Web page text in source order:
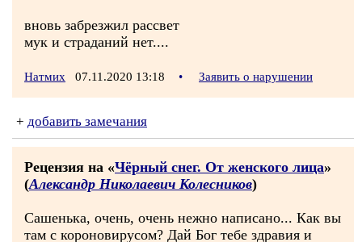
вновь забрезжил рассвет
мук и страданий нет....
Натмих 07.11.2020 13:18 • Заявить о нарушении
+ добавить замечания
Рецензия на «Чёрный снег. От женского лица»
(Александр Николаевич Колесников)
Сашенька, очень, очень нежно написано... Как вы
там с короновирусом? Дай Бог тебе здравия и